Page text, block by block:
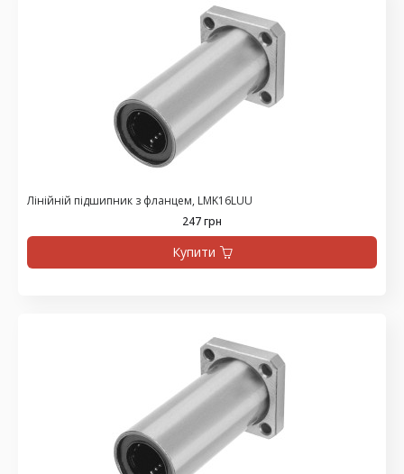
Лінійній підшипник з фланцем, LMK16LUU
247 грн
Купити